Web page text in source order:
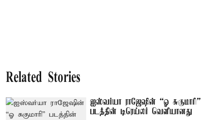
Related Stories
ஐஸ்வர்யா ராஜேஷின் “ஓ சுகுமாரி”
படத்தின் டிரெய்லர் வெளியானது